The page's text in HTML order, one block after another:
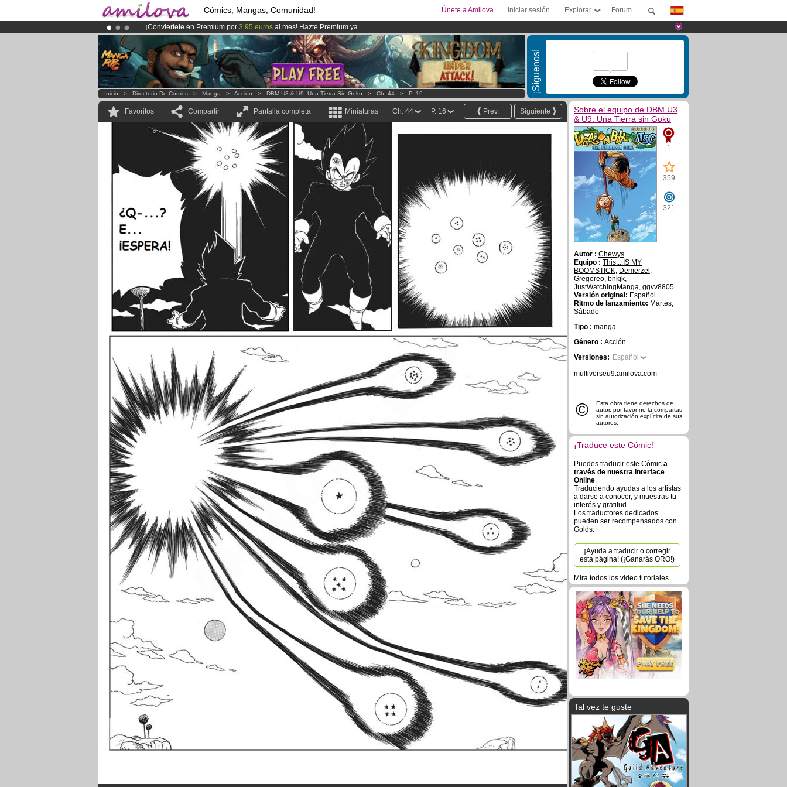
Cómics, Mangas, Comunidad! Forum
Explorar
Iniciar sesión
Únete a Amilova
¡Conviertete en Premium por 3.95 euros al mes! Hazte Premium ya
¡Ya tenemos 100000miembrosy 1000Cómics y Mangas!.
El Kickstarter Amilova está desormado lanzado!.
¡Síguenos!
Inicio > Directorio De Cómics > Manga > Acción > DBM U3 & U9: Una Tierra Sin Goku > Ch. 44 > P. 16
Favoritos Compartir Pantalla completa Miniaturas Siguiente
Prev.
P. 16
Ch. 44
Sobre el equipo de DBM U3
& U9: Una Tierra sin Goku
1
359
321
Autor : Chewys
Equipo : This....IS MY
BOOMSTICK, Demerzel ,
Gregoreo, bnkjk,
JustWatchingManga, ggvv8805
Versión original: Español
Ritmo de lanzamiento: Martes,
Sábado
Tipo : manga
Género : Acción
Versiones: Español
multiverseu9.amilova.com
©
Esta obra tiene derechos de
autor, por favor no la compartas
sin autorización explícita de sus
autores.
¡Traduce este Cómic!
Puedes traducir este Cómic a
través de nuestra interface
Online.
Traduciendo ayudas a los artistas
a darse a conocer, y muestras tu
interés y gratitud.
Los traductores dedicados
pueden ser recompensados con
Golds.
¡Ayuda a traducir o corregir
esta página! (¡Ganarás ORO!)
Mira todos los video tutoriales
Tal vez te guste